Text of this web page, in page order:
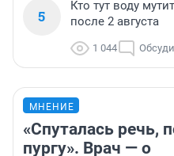
5
Кто тут воду
после 2 августа
1 044
МНЕНИЕ
«Спуталась речь,
пургу». Врач — о